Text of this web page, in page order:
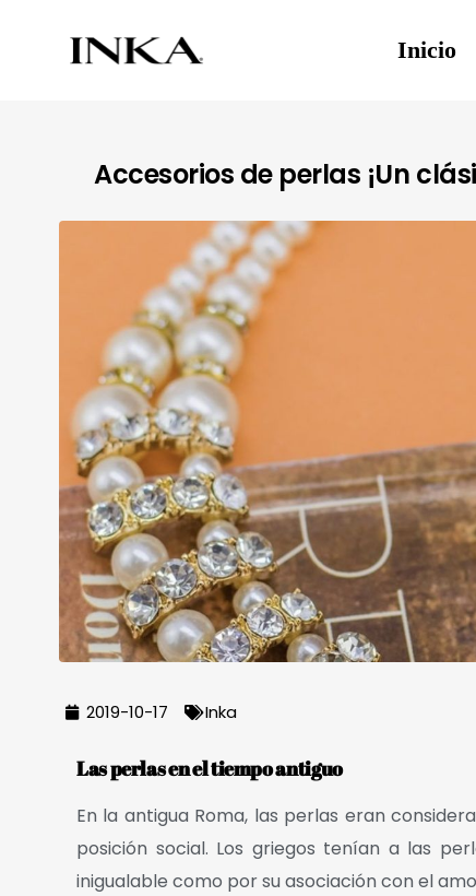
Inicio
Accesorios de perlas ¡Un
2019-10-17 Inka
Las perlas en el tiempo antiguo
En la antigua Roma, las perlas eran
posición social. Los griegos tenían a las
inigualable como por su asociación con el